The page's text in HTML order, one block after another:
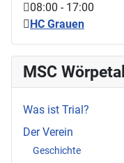
08:00 - 17:00
HC Grauen
MSC Wörpetal
Was ist Trial?
Der Verein
Geschichte